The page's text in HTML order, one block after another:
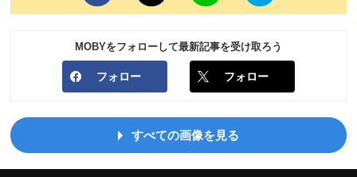
MOBYをフォローして最新記事を受け取ろう
フォロー フォロー
すべての画像を見る